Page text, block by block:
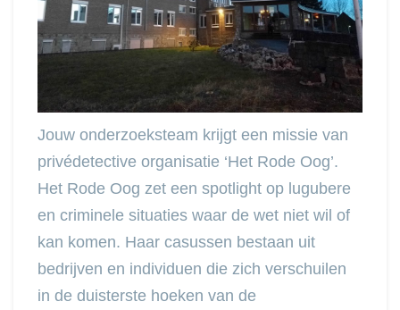
Jouw onderzoeksteam krijgt een missie van
privédetective organisatie ‘Het Rode Oog’.
Het Rode Oog zet een spotlight op lugubere
en criminele situaties waar de wet niet wil of
kan komen. Haar casussen bestaan uit
bedrijven en individuen die zich verschuilen
in de duisterste hoeken van de